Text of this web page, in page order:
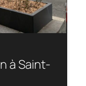
à Saint-